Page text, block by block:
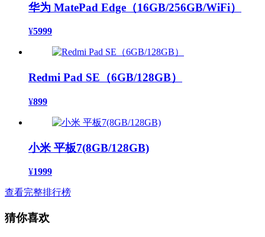
华为 MatePad Edge（16GB/256GB/WiFi）
¥5999
Redmi Pad SE（6GB/128GB）
¥899
小米 平板7(8GB/128GB)
¥1999
查看完整排行榜
猜你喜欢